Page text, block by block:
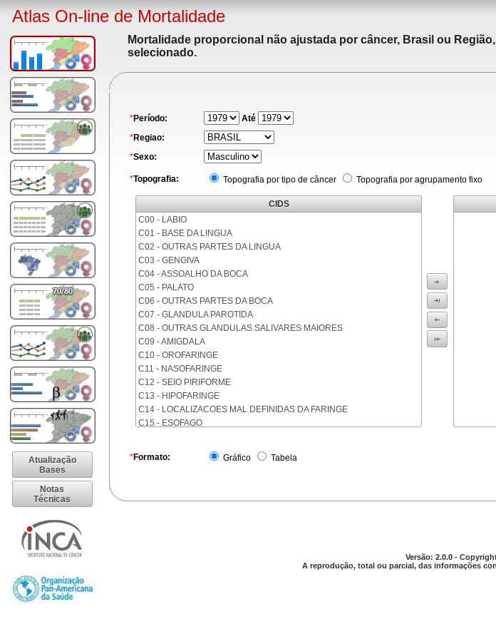
Atlas On-line de Mortalidade
Atualização
Bases
Notas
Técnicas
Mortalidade proporcional não ajustada por câncer, Brasil ou
selecionado.
*Período:
Até
*Regiao:
*Sexo:
*Topografia: Topografia por tipo de câncer Topografia por agrupamento fixo
CIDS
C00 - LABIO
C01 - BASE DA LINGUA
C02 - OUTRAS PARTES DA LINGUA
C03 - GENGIVA
C04 - ASSOALHO DA BOCA
C05 - PALATO
C06 - OUTRAS PARTES DA BOCA
C07 - GLANDULA PAROTIDA
C08 - OUTRAS GLANDULAS SALIVARES MAIORES
C09 - AMIGDALA
C10 - OROFARINGE
C11 - NASOFARINGE
C12 - SEIO PIRIFORME
C13 - HIPOFARINGE
C14 - LOCALIZACOES MAL DEFINIDAS DA FARINGE
C15 - ESOFAGO
C17 - INTESTINO DELGADO
C21 - ANUS E CANAL ANAL
C26 - LOCALIZACOES MAL DEFINIDAS NO APARELHO DIGESTIVO
*Formato: Gráfico Tabela
Versão: 2.0.0 -
A reprodução, total ou parcial, das informações